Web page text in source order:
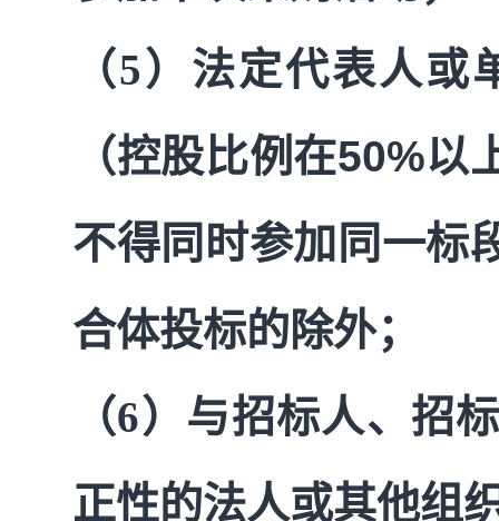
（5）法定代表人
（控股比例在50%以
不得同时参加同一标
合体投标的除外；
（6）与招标人、招
正性的法人或其他组